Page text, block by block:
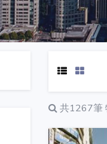
共1267筆